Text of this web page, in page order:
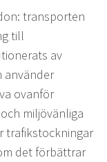
transporten
till
av
använder
ovanför
miljövänliga
trafikstockningar
det förbättrar